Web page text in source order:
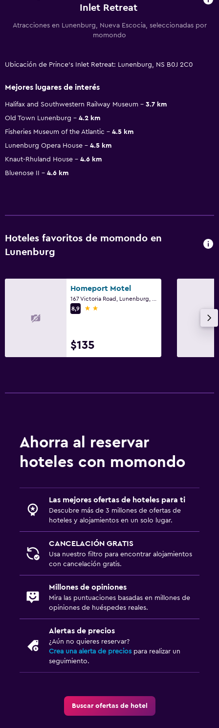
Inlet Retreat
Atracciones en Lunenburg, Nueva Escocia, seleccionadas por
momondo
Ubicación de Prince's Inlet Retreat: Lunenburg, NS B0J 2C0
Mejores lugares de interés
Halifax and Southwestern Railway Museum
3.7 km
Old Town Lunenburg
4.2 km
Fisheries Museum of the Atlantic
4.5 km
Lunenburg Opera House
4.5 km
Knaut-Rhuland House
4.6 km
Bluenose II
4.6 km
Hoteles favoritos de momondo en
Lunenburg
Homeport Motel
8,9
2 estrellas
$135
Ahorra al reservar
hoteles con momondo
Las mejores ofertas de hoteles para ti
Descubre más de 3 millones de ofertas de
hoteles y alojamientos en un solo lugar.
CANCELACIÓN GRATIS
Usa nuestro filtro para encontrar alojamientos
con cancelación gratis.
Millones de opiniones
Mira las puntuaciones basadas en millones de
opiniones de huéspedes reales.
Alertas de precios
¿Aún no quieres reservar?
Crea una alerta de precios para realizar un
seguimiento.
Buscar ofertas de hotel